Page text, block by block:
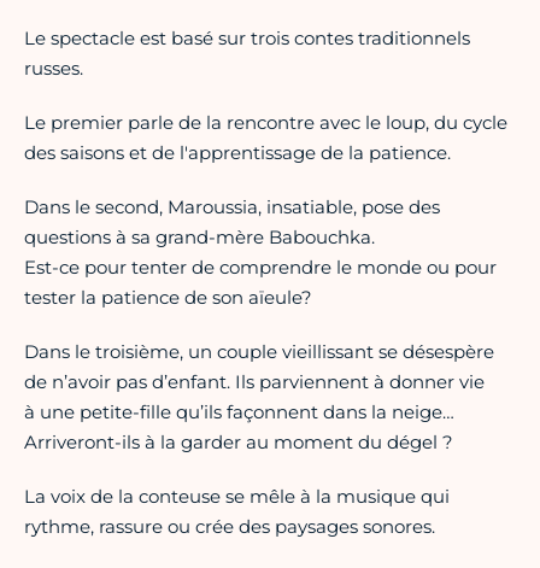
Le spectacle est basé sur trois contes traditionnels
russes.
Le premier parle de la rencontre avec le loup, du cycle
des saisons et de l'apprentissage de la patience.
Dans le second, Maroussia, insatiable, pose des
questions à sa grand-mère Babouchka.
Est-ce pour tenter de comprendre le monde ou pour
tester la patience de son aïeule?
Dans le troisième, un couple vieillissant se désespère
de n’avoir pas d’enfant. Ils parviennent à donner vie
à une petite-fille qu’ils façonnent dans la neige…
Arriveront-ils à la garder au moment du dégel ?
La voix de la conteuse se mêle à la musique qui
rythme, rassure ou crée des paysages sonores.